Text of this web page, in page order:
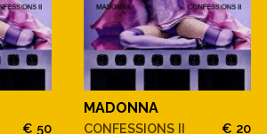
€ 50
MADONNA
CONFESSIONS II € 20